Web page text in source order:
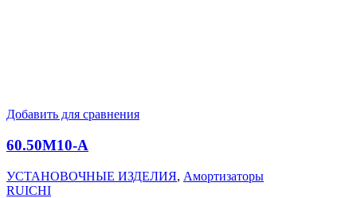
Добавить для сравнения
60.50M10-А
УСТАНОВОЧНЫЕ ИЗДЕЛИЯ, Амортизаторы
RUICHI